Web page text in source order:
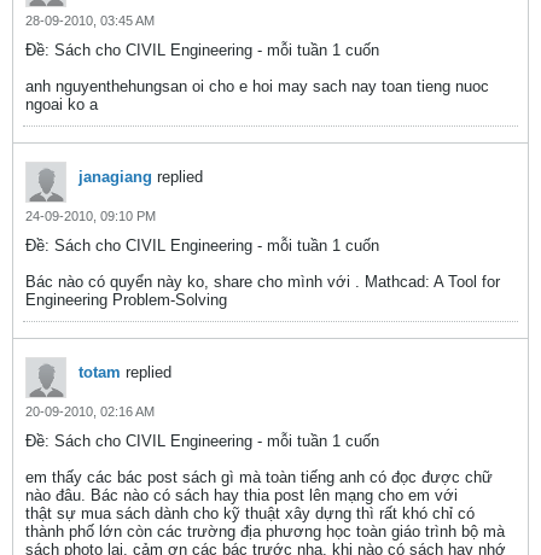
28-09-2010, 03:45 AM
Ðề: Sách cho CIVIL Engineering - mỗi tuần 1 cuốn
anh nguyenthehungsan oi cho e hoi may sach nay toan tieng nuoc
ngoai ko a
janagiang replied
24-09-2010, 09:10 PM
Ðề: Sách cho CIVIL Engineering - mỗi tuần 1 cuốn
Bác nào có quyển này ko, share cho mình với . Mathcad: A Tool for
Engineering Problem-Solving
totam replied
20-09-2010, 02:16 AM
Ðề: Sách cho CIVIL Engineering - mỗi tuần 1 cuốn
em thấy các bác post sách gì mà toàn tiếng anh có đọc được chữ
nào đâu. Bác nào có sách hay thia post lên mạng cho em với
thật sự mua sách dành cho kỹ thuật xây dựng thì rất khó chỉ có
thành phố lớn còn các trường địa phương học toàn giáo trình bộ mà
sách photo lại. cảm ơn các bác trước nha, khi nào có sách hay nhớ